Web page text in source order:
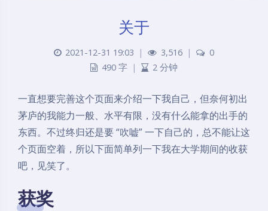
关于
2021-12-31 19:03 | 3,516 |
0
490 字 | 2 分钟
一直想要完善这个页面来介绍一下我自己，但奈何初出
茅庐的我能力一般、水平有限，没有什么能拿的出手的
东西。不过终归还是要 “吹嘘” 一下自己的，总不能让这
个页面空着，所以下面简单列一下我在大学期间的收获
吧，见笑了。
获奖